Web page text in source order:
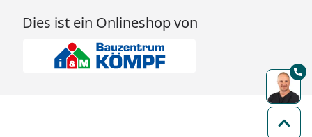
Dies ist ein Onlineshop von